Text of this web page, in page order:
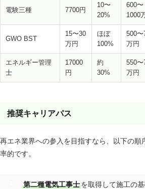
電験三種 7700円
10〜
20%
600〜
1000
GWO BST
15〜30
万円
ほぼ
100%
500〜
万円
エネルギー管理
士
17000
円
約
30%
550〜
万円
推奨キャリアパス
再エネ業界への参入を目指すなら、以下の順
率的です。
第二種電気工事士を取得して施工の